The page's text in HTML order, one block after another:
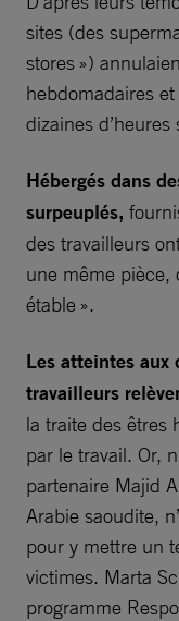
sites (des
stores »)
hebdomadaires
dizaines
Hébergés dans
surpeuplés,
des travailleurs
une même pièce,
étable ».
Les atteintes aux
travailleurs
la traite des êtres
par le travail. Or,
partenaire Majid
Arabie saoudite,
pour y mettre un
victimes. Marta
programme